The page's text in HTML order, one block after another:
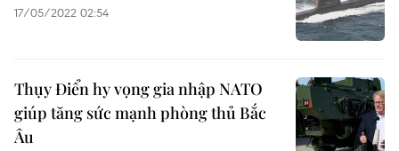
17/05/2022 02:54
Thụy Điển hy vọng gia nhập NATO
giúp tăng sức mạnh phòng thủ Bắc
Âu